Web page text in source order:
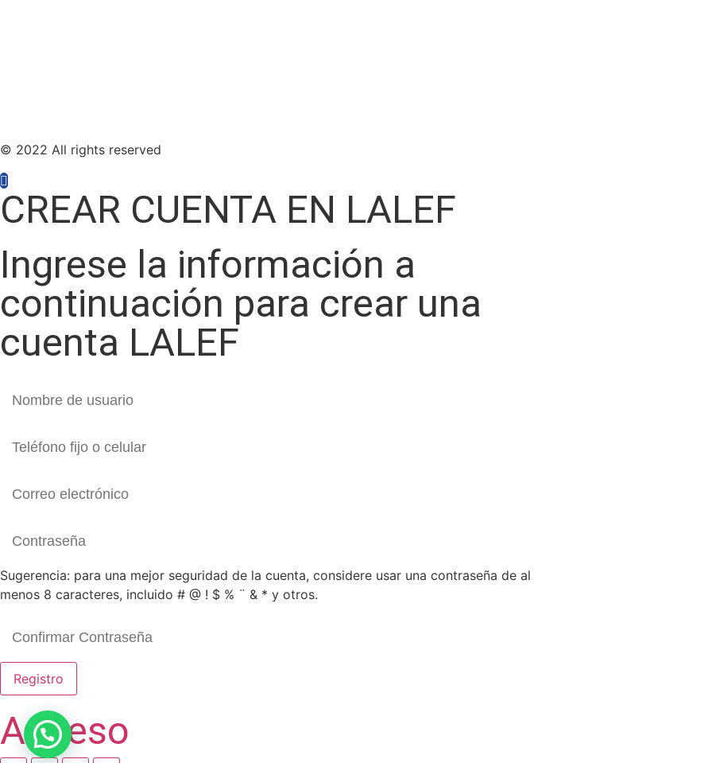
© 2022 All rights reserved
CREAR CUENTA EN LALEF
Ingrese la información a
continuación para crear una
cuenta LALEF
Sugerencia: para una mejor seguridad de la cuenta, considere usar una contraseña de al
menos 8 caracteres, incluido # @ ! $ % ¨ & * y otros.
Registro
Acceso